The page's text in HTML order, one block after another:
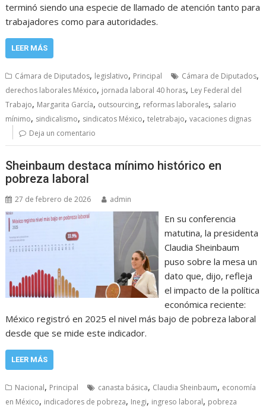
terminó siendo una especie de llamado de atención tanto para
trabajadores como para autoridades.
LEER MÁS
Cámara de Diputados, legislativo, Principal Cámara de Diputados,
derechos laborales México, jornada laboral 40 horas, Ley Federal del
Trabajo, Margarita García, outsourcing, reformas laborales, salario
mínimo, sindicalismo, sindicatos México,teletrabajo,vacaciones dignas
Deja un comentario
Sheinbaum destaca mínimo histórico en
pobreza laboral
27 de febrero de 2026 admin
En su conferencia
matutina, la presidenta
Claudia Sheinbaum
puso sobre la mesa un
dato que, dijo, refleja
el impacto de la política
económica reciente:
México registró en 2025 el nivel más bajo de pobreza laboral
desde que se mide este indicador.
LEER MÁS
Nacional, Principal canasta básica, Claudia Sheinbaum, economía
en México, indicadores de pobreza, Inegi, ingreso laboral, pobreza